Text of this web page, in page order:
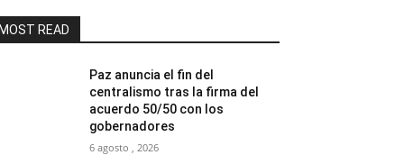
READ
Paz anuncia el fin del
centralismo tras la firma del
acuerdo 50/50 con los
gobernadores
6 agosto , 2026